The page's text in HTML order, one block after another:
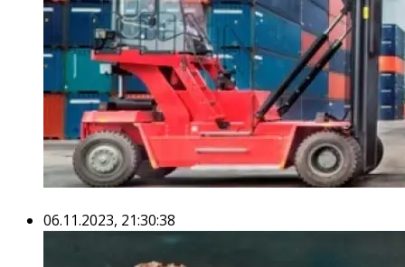
06.11.2023, 21:30:38